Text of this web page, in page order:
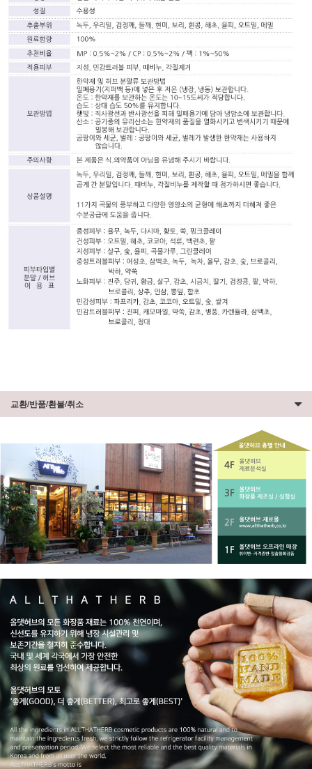
교환/반품/환불/취소